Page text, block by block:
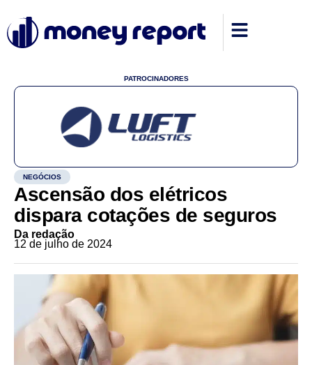
PATROCINADORES
NEGÓCIOS
Ascensão dos elétricos
dispara cotações de seguros
Da redação
12 de julho de 2024